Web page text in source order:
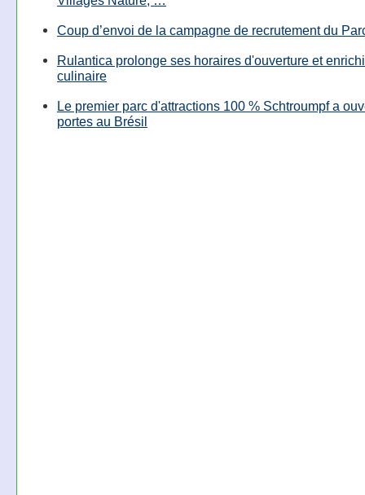
Coup d’envoi de la campagne de recrutement du
Rulantica prolonge ses horaires d'ouverture et
culinaire
Le premier parc d'attractions 100 % Schtroumpf a
portes au Brésil